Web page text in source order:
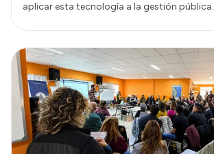
aplicar esta tecnología a la gestión pública.